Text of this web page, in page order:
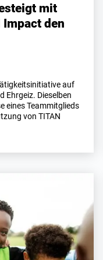
mit
den
auf
Ehrgeiz. Dieselben
eines Teammitglieds
von TITAN